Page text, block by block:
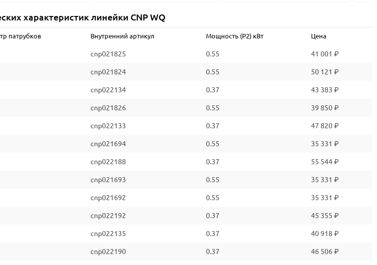
характеристик линейки CNP WQ
патрубков Внутренний артикул Мощность (P2) кВт Цена
cnp021825 0.55 41 001 ₽
cnp021824 0.55 50 121 ₽
cnp022134 0.37 43 383 ₽
cnp021826 0.55 39 850 ₽
cnp022133 0.37 47 820 ₽
cnp021694 0.55 35 331 ₽
cnp022188 0.37 55 544 ₽
cnp021693 0.55 35 331 ₽
cnp021692 0.55 35 331 ₽
cnp022192 0.37 45 355 ₽
cnp022135 0.37 40 918 ₽
cnp022190 0.37 46 506 ₽